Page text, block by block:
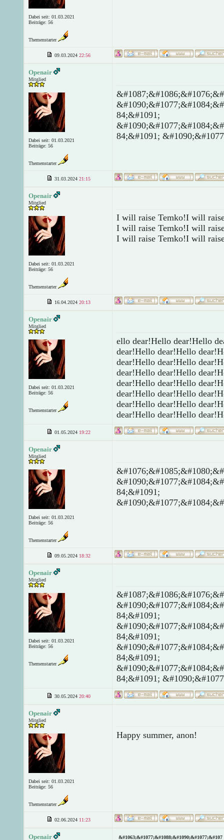
Dabei seit: 01.03.2021
Beiträge: 56
Themenstarter
09.03.2024 22:56
Openair
Mitglied
Dabei seit: 01.03.2021
Beiträge: 56
Themenstarter
84;&#1091;
84;&#1091;
31.03.2024 21:15
Openair
Mitglied
Dabei seit: 01.03.2021
Beiträge: 56
Themenstarter
I will raise Temko!I will
I will raise Temko!I will
I will raise Temko!I will
16.04.2024 20:13
Openair
Mitglied
Dabei seit: 01.03.2021
Beiträge: 56
Themenstarter
ello dear!Hello dear!Hello
dear!Hello dear!Hello
dear!Hello dear!Hello
dear!Hello dear!Hello
dear!Hello dear!Hello
dear!Hello dear!Hello
dear!Hello dear!Hello
dear!Hello dear!Hello
01.05.2024 19:22
Openair
Mitglied
Dabei seit: 01.03.2021
Beiträge: 56
Themenstarter
84;&#1091;
09.05.2024 18:32
Openair
Mitglied
Dabei seit: 01.03.2021
Beiträge: 56
Themenstarter
84;&#1091;
84;&#1091;
84;&#1091;
84;&#1091;
30.05.2024 20:40
Openair
Mitglied
Dabei seit: 01.03.2021
Beiträge: 56
Themenstarter
Happy summer, anon!
02.06.2024 11:23
Openair